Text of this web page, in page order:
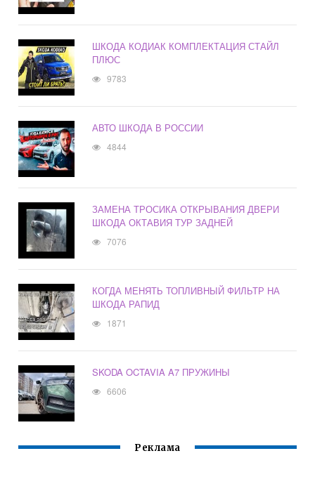
ШКОДА КОДИАК КОМПЛЕКТАЦИЯ СТАЙЛ
ПЛЮС
9783
АВТО ШКОДА В РОССИИ
4844
ЗАМЕНА ТРОСИКА ОТКРЫВАНИЯ ДВЕРИ
ШКОДА ОКТАВИЯ ТУР ЗАДНЕЙ
7076
КОГДА МЕНЯТЬ ТОПЛИВНЫЙ ФИЛЬТР НА
ШКОДА РАПИД
1871
SKODA OCTAVIA A7 ПРУЖИНЫ
6606
Реклама